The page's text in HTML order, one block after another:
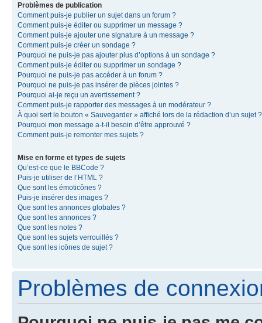
Problèmes de publication
Comment puis-je publier un sujet dans un forum ?
Comment puis-je éditer ou supprimer un message ?
Comment puis-je ajouter une signature à un message ?
Comment puis-je créer un sondage ?
Pourquoi ne puis-je pas ajouter plus d’options à un sondage ?
Comment puis-je éditer ou supprimer un sondage ?
Pourquoi ne puis-je pas accéder à un forum ?
Pourquoi ne puis-je pas insérer de pièces jointes ?
Pourquoi ai-je reçu un avertissement ?
Comment puis-je rapporter des messages à un modérateur ?
À quoi sert le bouton « Sauvegarder » affiché lors de la rédaction d’un sujet ?
Pourquoi mon message a-t-il besoin d’être approuvé ?
Comment puis-je remonter mes sujets ?
Mise en forme et types de sujets
Qu’est-ce que le BBCode ?
Puis-je utiliser de l’HTML ?
Que sont les émoticônes ?
Puis-je insérer des images ?
Que sont les annonces globales ?
Que sont les annonces ?
Que sont les notes ?
Que sont les sujets verrouillés ?
Que sont les icônes de sujet ?
Problèmes de